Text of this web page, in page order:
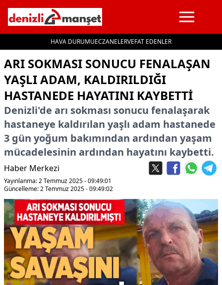
HAVA DURUMUECZANELERVEFAT EDENLER
ARI SOKMASI SONUCU FENALAŞAN
YAŞLI ADAM, KALDIRILDIĞI
HASTANEDE HAYATINI KAYBETTI
Denizli'de arı sokması sonucu fenalaşarak
hastaneye kaldırılan yaşlı adam hastanede
3 gün yoğum bakımından ardından yaşam
mücadelesinin ardından hayatını kaybetti.
Haber Merkezi
Yayınlanma: 2 Temmuz 2025 - 09:49:01
Güncelleme: 2 Temmuz 2025 - 09:49:02